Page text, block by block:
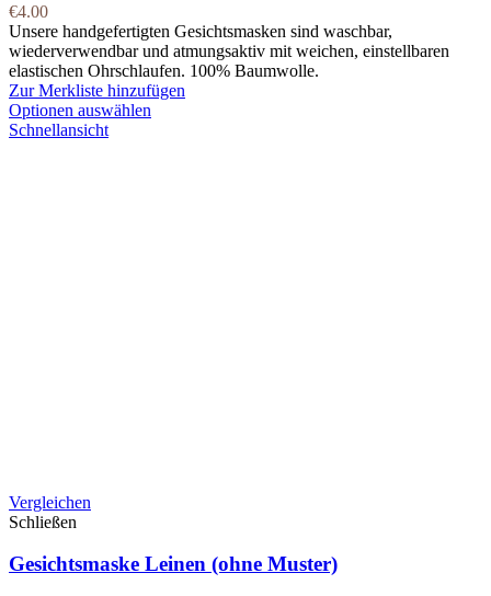
€4.00
Unsere handgefertigten Gesichtsmasken sind waschbar,
wiederverwendbar und atmungsaktiv mit weichen, einstellbaren
elastischen Ohrschlaufen. 100% Baumwolle.
Zur Merkliste hinzufügen
Optionen auswählen
Schnellansicht
Vergleichen
Schließen
Gesichtsmaske Leinen (ohne Muster)